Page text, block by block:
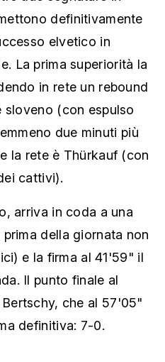
definitivamente
elvetico in
La prima superiorità la
in rete un rebound
sloveno (con espulso
due minuti più
la rete è Thürkauf (con
cattivi).
arriva in coda a una
della giornata non
e la firma al 41'59" il
Il punto finale al
che al 57'05"
definitiva: 7-0.